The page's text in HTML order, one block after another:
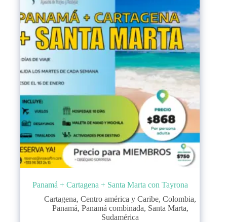
Panamá + Cartagena + Santa Marta con Tayrona
Cartagena,Centro américa y Caribe,Colombia,
Panamá, Panamá combinada, Santa Marta,
Sudamérica